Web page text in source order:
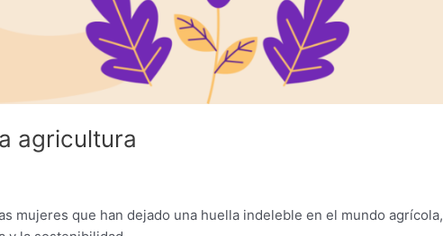
agricultura
mujeres que han dejado una huella indeleble en el mundo agrícola,